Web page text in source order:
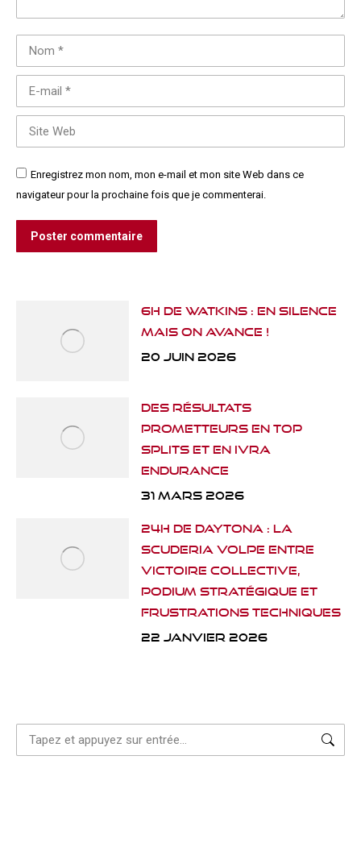
Nom *
E-mail *
Site Web
Enregistrez mon nom, mon e-mail et mon site Web dans ce
navigateur pour la prochaine fois que je commenterai.
Poster commentaire
6H de Watkins : en silence
mais on avance !
20 juin 2026
Des résultats
prometteurs en top
splits et en IVRA
Endurance
31 mars 2026
24H de Daytona : La
Scuderia Volpe entre
victoire collective,
podium stratégique et
frustrations techniques
22 janvier 2026
Recherche
: